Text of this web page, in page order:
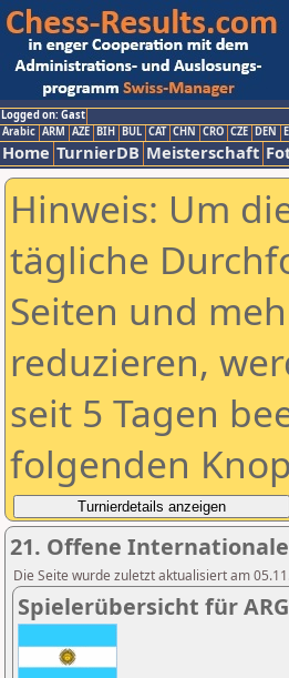
Logged on: Gast
Arabic ARM AZE BIH BUL CAT CHN CRO CZE DEN
Home TurnierDB Meisterschaft
Hinweis: Um
tägliche
Seiten und
reduzieren,
seit 5 Tagen
folgenden
21. Offene
Die Seite wurde zuletzt aktualisiert am
Spielerübersicht für ARG